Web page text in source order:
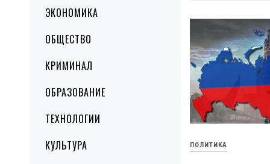
ЭКОНОМИКА
ОБЩЕСТВО
КРИМИНАЛ
ОБРАЗОВАНИЕ
ТЕХНОЛОГИИ
КУЛЬТУРА
ПОЛИТИКА